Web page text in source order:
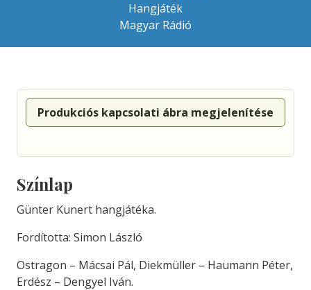
Hangjáték
Magyar Rádió
Produkciós kapcsolati ábra megjelenítése
Színlap
Günter Kunert hangjátéka.
Fordította: Simon László
Ostragon – Mácsai Pál, Diekmüller – Haumann Péter,
Erdész – Dengyel Iván.